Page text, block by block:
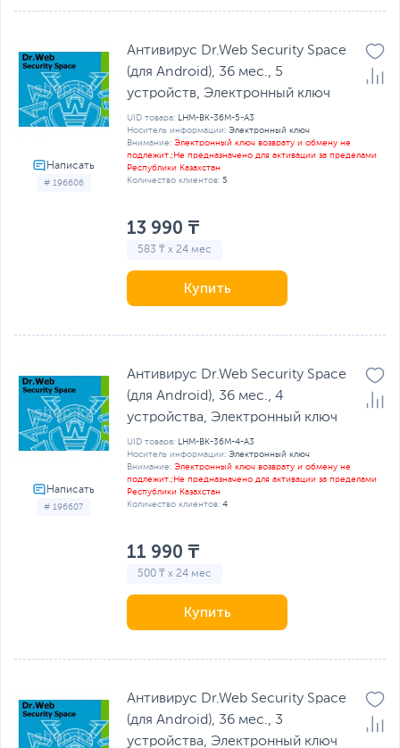
# 196606
Антивирус Dr.Web Security Space
(для Android), 36 мес., 5
устройств, Электронный ключ
UID товара: LHM-BK-36M-5-A3
Носитель информации: Электронный ключ
Внимание: Электронный ключ возврату и обмену не
подлежит.;Не предназначено для активации за пределами
Республики Казахстан
Количество клиентов: 5
13 990 ₸
583 ₸ x 24 мес
Купить
# 196607
Антивирус Dr.Web Security Space
(для Android), 36 мес., 4
устройства, Электронный ключ
UID товара: LHM-BK-36M-4-A3
Носитель информации: Электронный ключ
Внимание: Электронный ключ возврату и обмену не
подлежит.;Не предназначено для активации за пределами
Республики Казахстан
Количество клиентов: 4
11 990 ₸
500 ₸ x 24 мес
Купить
Антивирус Dr.Web Security Space
(для Android), 36 мес., 3
устройства, Электронный ключ